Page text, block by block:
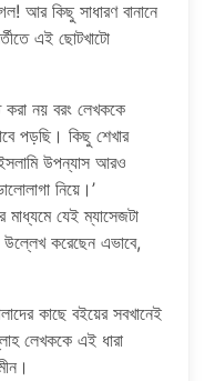
আর কিছু সাধারণ বানানে
এই ছোটখাটো
করা নয় বরং লেখককে
পড়ছি। কিছু শেখার
উপন্যাস আরও
নিয়ে।’
যেই ম্যাসেজটা
উল্লেখ করেছেন এভাবে,
কাছে বইয়ের সবখানেই
লেখককে এই ধারা